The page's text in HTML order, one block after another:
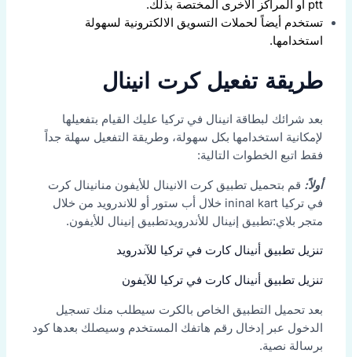
ptt أو المراكز الأخرى المختصة بذلك.
تستخدم أيضاً لحملات التسويق الالكترونية لسهولة
استخدامها.
طريقة تفعيل كرت انينال
بعد شرائك لبطاقة انينال في تركيا عليك القيام بتفعيلها
لإمكانية استخدامها بكل سهولة، وطريقة التفعيل سهلة جداً
فقط اتبع الخطوات التالية:
أولاً: قم بتحميل تطبيق كرت الانينال للأيفون منانينال كرت
في تركيا ininal kart خلال أب ستور أو للاندرويد من خلال
متجر بلاي:تطبيق إنينال للأندرويدتطبيق إنينال للأيفون.
تنزيل تطبيق أنينال كارت في تركيا للآندرويد
تنزيل تطبيق أنينال كارت في تركيا للآيفون
بعد تحميل التطبيق الخاص بالكرت سيطلب منك تسجيل
الدخول عبر إدخال رقم هاتفك المستخدم وسيصلك بعدها كود
برسالة نصية.